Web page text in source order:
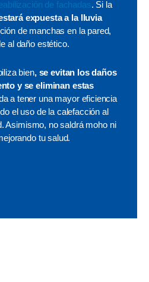
de fachadas. Si la
expuesta a la lluvia
de manchas en la pared,
al daño estético.
bien, se evitan los daños
y se eliminan estas
a tener una mayor eficiencia
el uso de la calefacción al
Asimismo, no saldrá moho ni
tu salud.